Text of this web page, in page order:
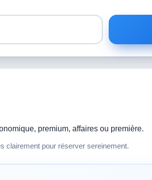
premium, affaires ou première.
clairement pour réserver sereinement.